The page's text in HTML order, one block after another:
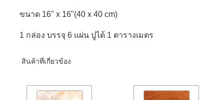
ขนาด 16" x 16"(40 x 40 cm)
1 กล่อง บรรจุ 6 แผ่น ปูได้ 1 ตารางเมตร
สินค้าที่เกี่ยวข้อง